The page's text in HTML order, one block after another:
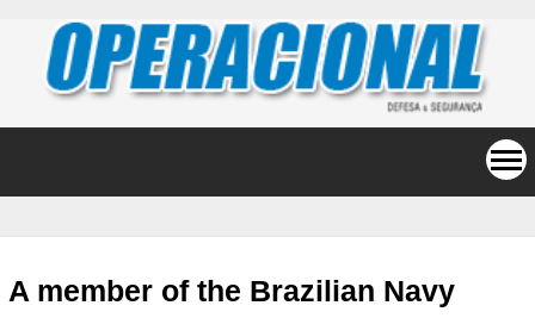
A member of the Brazilian Navy